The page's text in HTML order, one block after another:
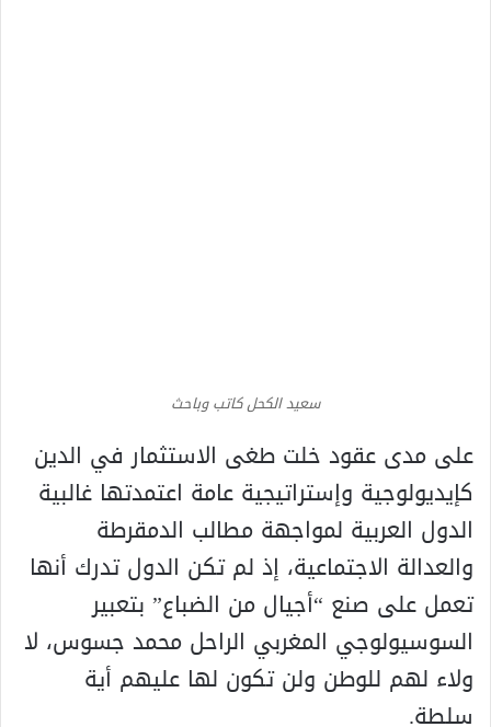
سعيد الكحل كاتب وباحث
على مدى عقود خلت طغى الاستثمار في الدين
كإيديولوجية وإستراتيجية عامة اعتمدتها غالبية
الدول العربية لمواجهة مطالب الدمقرطة
والعدالة الاجتماعية، إذ لم تكن الدول تدرك أنها
تعمل على صنع “أجيال من الضباع” بتعبير
السوسيولوجي المغربي الراحل محمد جسوس، لا
ولاء لهم للوطن ولن تكون لها عليهم أية
سلطة.